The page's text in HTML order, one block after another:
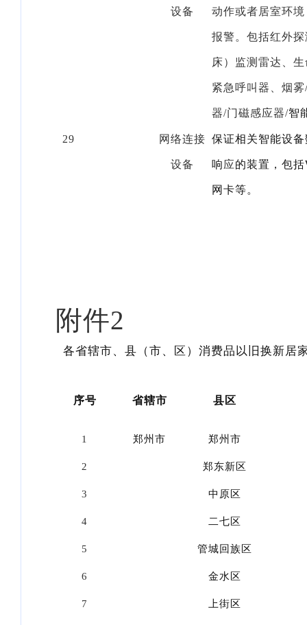
设备 动作或者居室环
报警。包括红外
床）监测雷达、
紧急呼叫器、烟雾
器/门磁感应器/智
29 网络连接
设备
保证相关智能设
响应的装置，包括
网卡等。
附件2
各省辖市、县（市、区）消费品以旧换新居
序号 省辖市 县区
1 郑州市 郑州市
2 郑东新区
3 中原区
4 二七区
5 管城回族区
6 金水区
7 上街区